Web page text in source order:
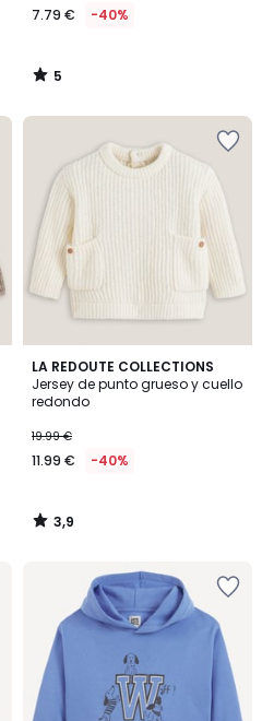
7.79 € -40%
5
/
LA REDOUTE COLLECTIONS
Jersey de punto grueso y cuello
redondo
19.99 €
11.99 € -40%
3,9
/ 5
3,9
/